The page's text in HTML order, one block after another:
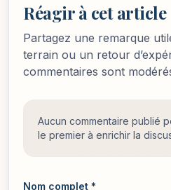
Réagir à cet article
Partagez une remarque
terrain ou un retour
commentaires sont
Aucun commentaire publié
le premier à enrichir la
Nom complet *